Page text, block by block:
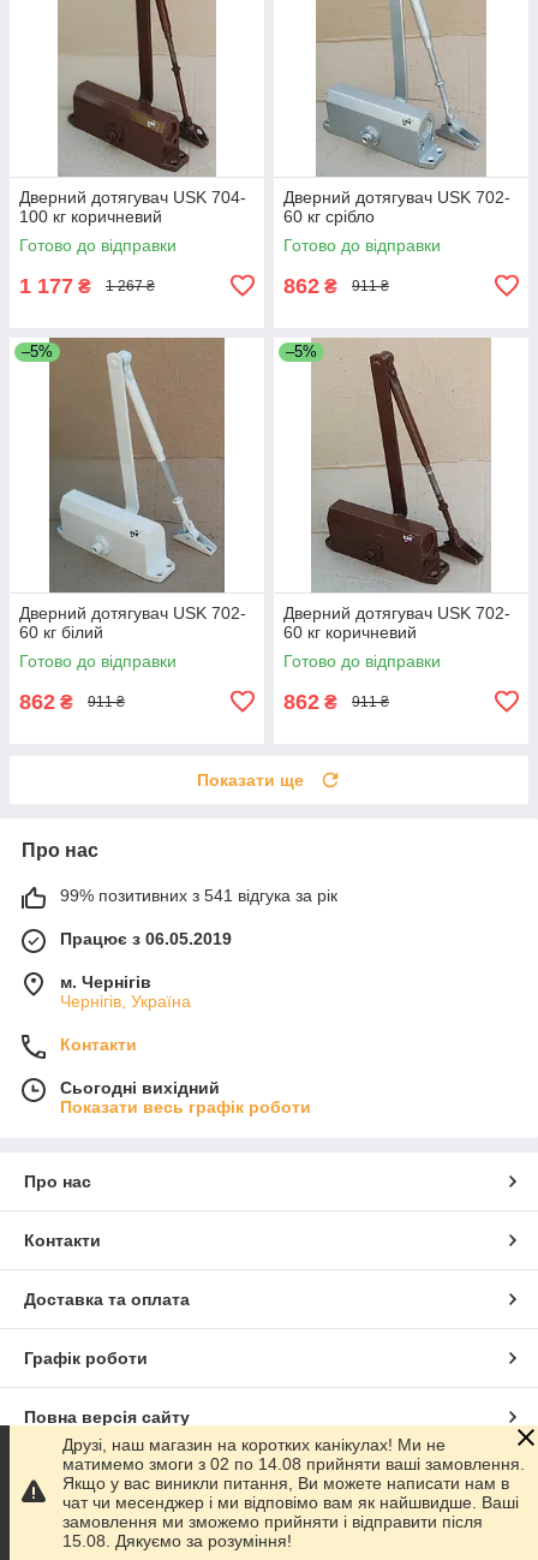
Дверний дотягувач USK 704-
100 кг коричневий
Готово до відправки
1 177 ₴ 1 267 ₴
Дверний дотягувач USK 702-
60 кг срібло
Готово до відправки
862 ₴ 911 ₴
–5%
Дверний дотягувач USK 702-
60 кг білий
Готово до відправки
862 ₴ 911 ₴
–5%
Дверний дотягувач USK 702-
60 кг коричневий
Готово до відправки
862 ₴ 911 ₴
Показати ще
Про нас
99% позитивних з 541 відгука за рік
Працює з 06.05.2019
м. Чернігів
Чернігів, Україна
Контакти
Сьогодні вихідний
Показати весь графік роботи
Про нас
Контакти
Доставка та оплата
Графік роботи
Повна версія сайту
Сайт створено на маркетплейсіProm.ua
Політика конфіденційності
Друзі, наш магазин на коротких канікулах! Ми не
матимемо змоги з 02 по 14.08 прийняти ваші замовлення.
Якщо у вас виникли питання, Ви можете написати нам в
чат чи месенджер і ми відповімо вам як найшвидше. Ваші
замовлення ми зможемо прийняти і відправити після
15.08. Дякуємо за розуміння!